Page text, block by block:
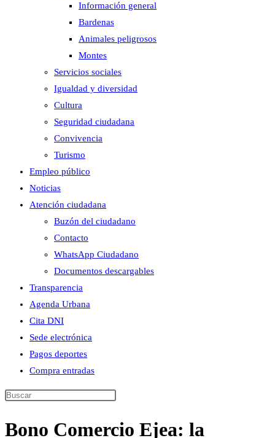
Información general
Bardenas
Animales peligrosos
Montes
Servicios sociales
Igualdad y diversidad
Cultura
Seguridad ciudadana
Convivencia
Turismo
Empleo público
Noticias
Atención ciudadana
Buzón del ciudadano
Contacto
WhatsApp Ciudadano
Documentos descargables
Transparencia
Agenda Urbana
Cita DNI
Sede electrónica
Pagos deportes
Compra entradas
Buscar
esta
Bono Comercio Ejea: la